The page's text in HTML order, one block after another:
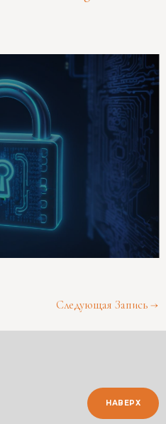
Следующая Запись→
НАВЕРХ